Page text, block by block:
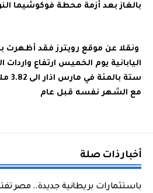
بالغاز بعد أزمة محطة فوكوشيما
ونقلا عن موقع رويترز فقد أظهرت
اليابانية يوم الخميس ارتفاع
ستة
مع الشهر نفسه قبل عام
أخبار ذات صلة
باستثمارات بريطانية جديدة.. مصر